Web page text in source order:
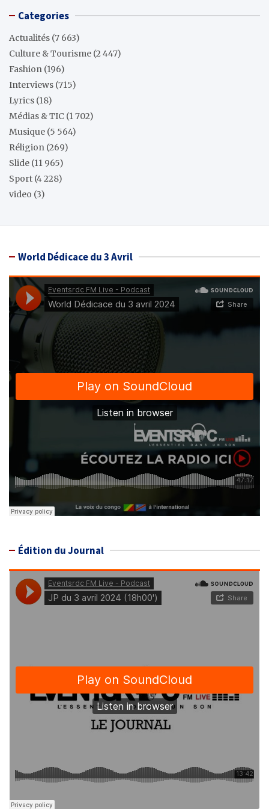
Categories
Actualités (7 663)
Culture & Tourisme (2 447)
Fashion (196)
Interviews (715)
Lyrics (18)
Médias & TIC (1 702)
Musique (5 564)
Réligion (269)
Slide (11 965)
Sport (4 228)
video (3)
World Dédicace du 3 Avril
Édition du Journal